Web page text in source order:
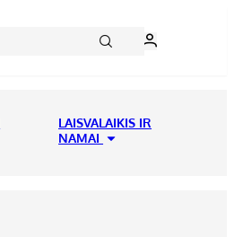
LAISVALAIKIS IR
NAMAI